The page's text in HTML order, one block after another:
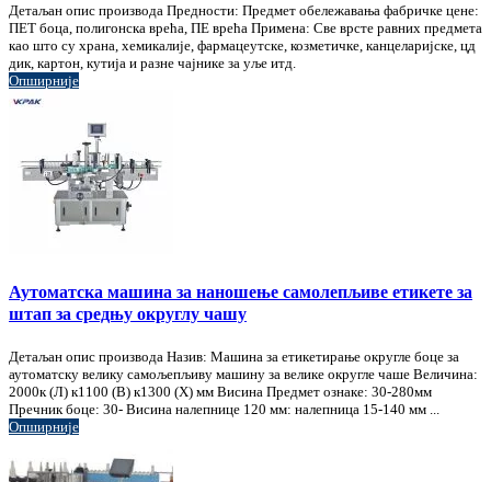
Детаљан опис производа Предности: Предмет обележавања фабричке цене:
ПЕТ боца, полигонска врећа, ПЕ врећа Примена: Све врсте равних предмета
као што су храна, хемикалије, фармацеутске, козметичке, канцеларијске, цд
дик, картон, кутија и разне чајнике за уље итд.
Опширније
Аутоматска машина за наношење самолепљиве етикете за
штап за средњу округлу чашу
Детаљан опис производа Назив: Машина за етикетирање округле боце за
аутоматску велику самољепљиву машину за велике округле чаше Величина:
2000к (Л) к1100 (В) к1300 (Х) мм Висина Предмет ознаке: 30-280мм
Пречник боце: 30- Висина налепнице 120 мм: налепница 15-140 мм ...
Опширније